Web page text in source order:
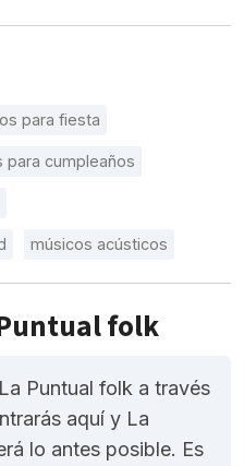
para fiesta
para cumpleaños
músicos acústicos
folk
Puntual folk a través
aquí y La
lo antes posible. Es